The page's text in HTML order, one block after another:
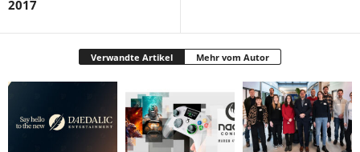
2017
Verwandte Artikel Mehr vom Autor